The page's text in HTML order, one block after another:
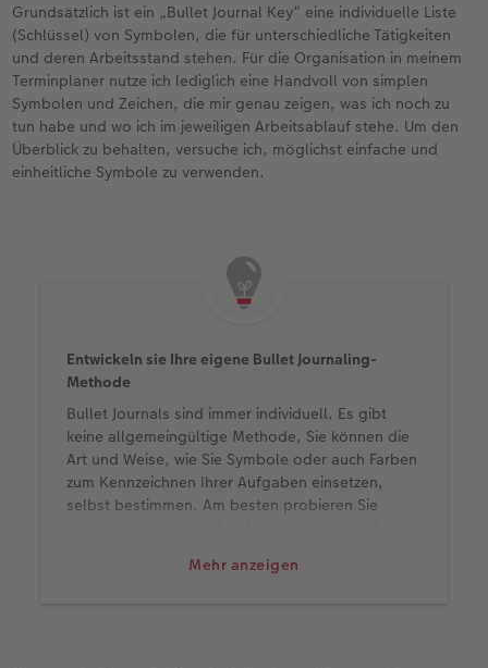
Grundsätzlich ist ein „Bullet Journal Key“ eine individuelle Liste
(Schlüssel) von Symbolen, die für unterschiedliche Tätigkeiten
und deren Arbeitsstand stehen. Für die Organisation in meinem
Terminplaner nutze ich lediglich eine Handvoll von simplen
Symbolen und Zeichen, die mir genau zeigen, was ich noch zu
tun habe und wo ich im jeweiligen Arbeitsablauf stehe. Um den
Überblick zu behalten, versuche ich, möglichst einfache und
einheitliche Symbole zu verwenden.
Mehr anzeigen
Entwickeln sie Ihre eigene Bullet Journaling-
Methode
Bullet Journals sind immer individuell. Es gibt
keine allgemeingültige Methode, Sie können die
Art und Weise, wie Sie Symbole oder auch Farben
zum Kennzeichnen Ihrer Aufgaben einsetzen,
selbst bestimmen. Am besten probieren Sie
wichtig, dass das Bullet Journal zu Ihnen passt.